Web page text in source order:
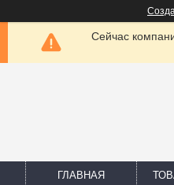
Сейчас
ГЛАВНАЯ